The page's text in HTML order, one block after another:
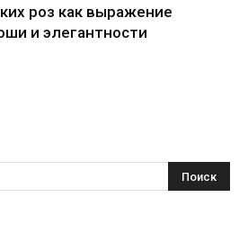
роз как выражение
и элегантности